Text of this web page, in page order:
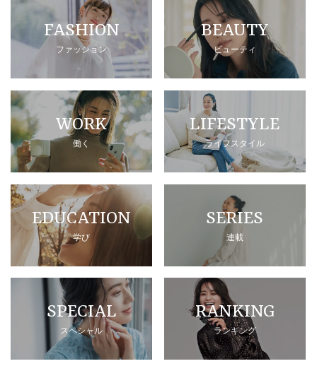
FASHION
ファッション
BEAUTY
ビューティ
WORK
働く
LIFESTYLE
ライフスタイル
EDUCATION
学び
SERIES
連載
SPECIAL
スペシャル
RANKING
ランキング